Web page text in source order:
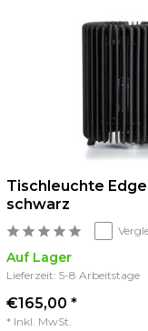
Tischleuchte
schwarz
Auf Lager
Lieferzeit: 5-8 Arbeitstage
€165,00 *
* Inkl. MwSt.